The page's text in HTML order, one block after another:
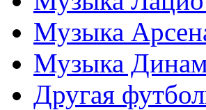
Музыка
Музыка
Другая